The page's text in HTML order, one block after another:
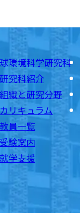
環境科学研究科
研究科紹介
組織と研究分野
カリキュラム
教員一覧
受験案内
就学支援